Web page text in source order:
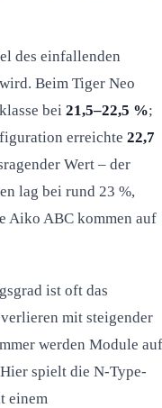
des einfallenden
Beim Tiger Neo
bei 21,5–22,5 %;
erreichte 22,7
Wert – der
lag bei rund 23 %,
Aiko ABC kommen auf
ist oft das
mit steigender
werden Module auf
spielt die N-Type-
einem